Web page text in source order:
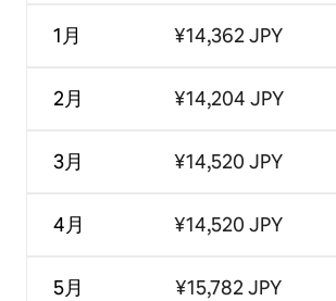
1月
2月
3月
4月
5月
¥14,362 JPY
¥14,204 JPY
¥14,520 JPY
¥14,520 JPY
¥15,782 JPY